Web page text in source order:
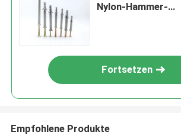
Nylon-Hammer-
Fortsetzen
Empfohlene Produkte